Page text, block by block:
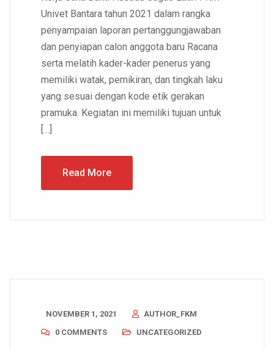
Univet Bantara tahun 2021 dalam rangka
penyampaian laporan pertanggungjawaban
dan penyiapan calon anggota baru Racana
serta melatih kader-kader penerus yang
memiliki watak, pemikiran, dan tingkah laku
yang sesuai dengan kode etik gerakan
pramuka. Kegiatan ini memiliki tujuan untuk
[…]
Read More
NOVEMBER 1, 2021
AUTHOR_FKM
0 COMMENTS
UNCATEGORIZED